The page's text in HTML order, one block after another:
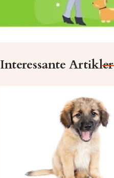
Interessante Artikler